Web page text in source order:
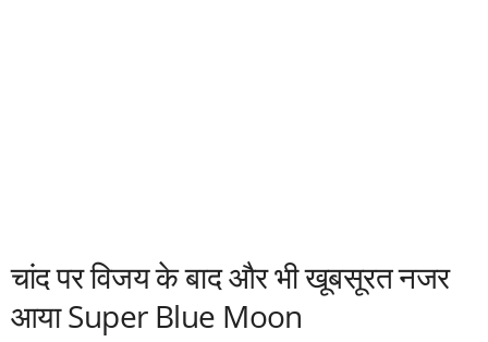
चांद पर विजय के बाद और भी खूबसूरत नजर
आया Super Blue Moon